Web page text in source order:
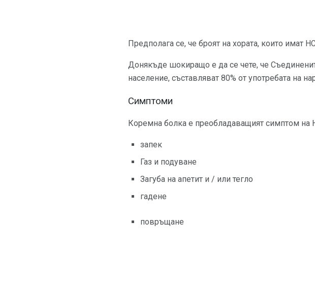
Предполага се, че броят на хората, които имат
Донякъде шокиращо е да се чете, че
население, съставляват 80% от употребата на
Симптоми
Коремна болка е преобладаващият симптом
запек
Газ и подуване
Загуба на апетит и / или тегло
гадене
повръщане